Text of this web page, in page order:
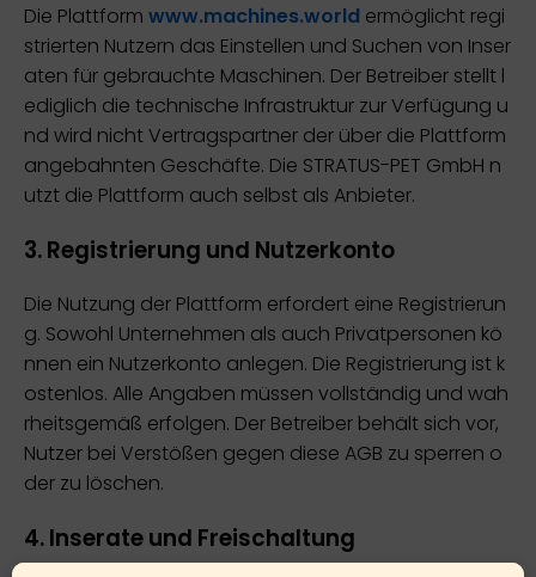
Die Plattform www.machines.world ermöglicht regi
strierten Nutzern das Einstellen und Suchen von Inser
aten für gebrauchte Maschinen. Der Betreiber stellt l
ediglich die technische Infrastruktur zur Verfügung u
nd wird nicht Vertragspartner der über die Plattform
angebahnten Geschäfte. Die STRATUS-PET GmbH n
utzt die Plattform auch selbst als Anbieter.
3. Registrierung und Nutzerkonto
Die Nutzung der Plattform erfordert eine Registrierun
g. Sowohl Unternehmen als auch Privatpersonen kö
nnen ein Nutzerkonto anlegen. Die Registrierung ist k
ostenlos. Alle Angaben müssen vollständig und wah
rheitsgemäß erfolgen. Der Betreiber behält sich vor,
Nutzer bei Verstößen gegen diese AGB zu sperren o
der zu löschen.
4. Inserate und Freischaltung